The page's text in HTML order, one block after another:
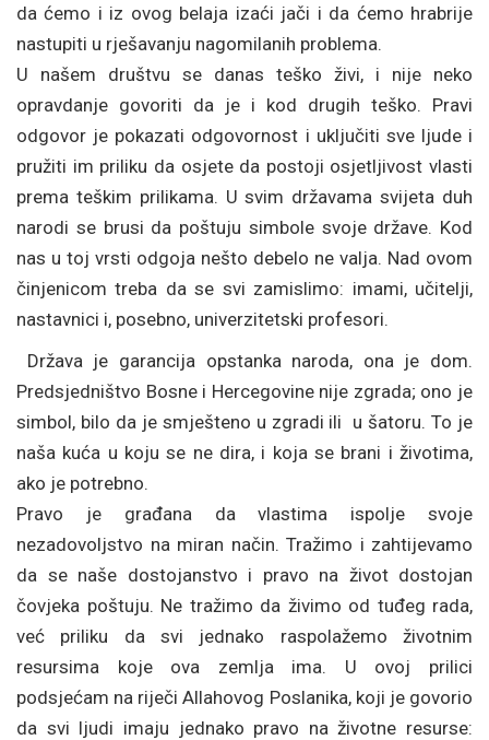
da ćemo i iz ovog belaja izaći jači i da ćemo hrabrije
nastupiti u rješavanju nagomilanih problema.
U našem društvu se danas teško živi, i nije neko
opravdanje govoriti da je i kod drugih teško. Pravi
odgovor je pokazati odgovornost i uključiti sve ljude i
pružiti im priliku da osjete da postoji osjetljivost vlasti
prema teškim prilikama. U svim državama svijeta duh
narodi se brusi da poštuju simbole svoje države. Kod
nas u toj vrsti odgoja nešto debelo ne valja. Nad ovom
činjenicom treba da se svi zamislimo: imami, učitelji,
nastavnici i, posebno, univerzitetski profesori.
Država je garancija opstanka naroda, ona je dom.
Predsjedništvo Bosne i Hercegovine nije zgrada; ono je
simbol, bilo da je smješteno u zgradi ili u šatoru. To je
naša kuća u koju se ne dira, i koja se brani i životima,
ako je potrebno.
Pravo je građana da vlastima ispolje svoje
nezadovoljstvo na miran način. Tražimo i zahtijevamo
da se naše dostojanstvo i pravo na život dostojan
čovjeka poštuju. Ne tražimo da živimo od tuđeg rada,
već priliku da svi jednako raspolažemo životnim
resursima koje ova zemlja ima. U ovoj prilici
podsjećam na riječi Allahovog Poslanika, koji je govorio
da svi ljudi imaju jednako pravo na životne resurse: